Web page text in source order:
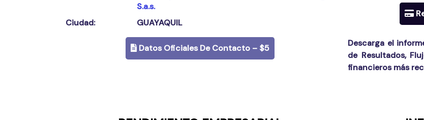
S.a.s.
Ciudad:
GUAYAQUIL
Datos Oficiales De Contacto – $5
Descarga el
de Resultados,
financieros más